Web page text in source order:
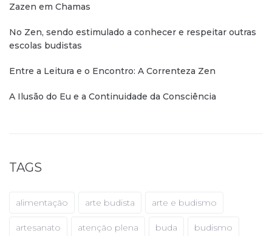
Zazen em Chamas
No Zen, sendo estimulado a conhecer e respeitar outras
escolas budistas
Entre a Leitura e o Encontro: A Correnteza Zen
A Ilusão do Eu e a Continuidade da Consciência
TAGS
alimentação arte budista arte e budismo
artesanato atenção plena buda budismo